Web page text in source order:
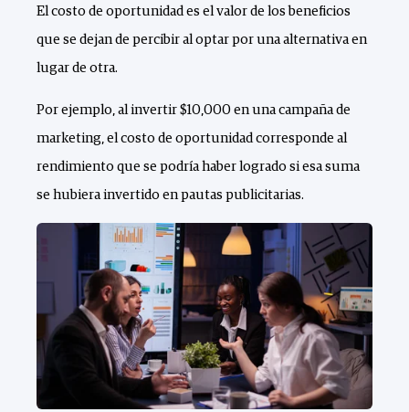
El costo de oportunidad es el valor de los beneficios
que se dejan de percibir al optar por una alternativa en
lugar de otra.
Por ejemplo, al invertir $10,000 en una campaña de
marketing, el costo de oportunidad corresponde al
rendimiento que se podría haber logrado si esa suma
se hubiera invertido en pautas publicitarias.